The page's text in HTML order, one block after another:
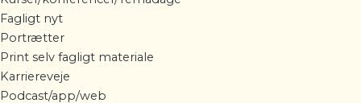
Fagligt nyt
Portrætter
Print selv fagligt materiale
Karriereveje
Podcast/app/web